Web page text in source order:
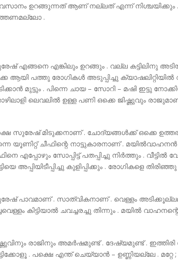
ഉറങ്ങുന്നത് ആണ് നല്ലത് എന്ന് നിശ്ചയിക്കും .
.
എങ്ങനെ എങ്കിലും ഉറങ്ങും . വല്ല കട്ടിലിനു
ആയി പത്തു രോഗികൾ അടുപ്പിച്ചു
മുട്ടും . പിന്നെ ചായ – സോറി – മഷി ഇട്ടു
ലെവലിൽ ഉള്ള പണി ഒക്കെ ജിഷ്ണുവും
സുരേഷ് മിടുക്കനാണ് . ചോദ്യങ്ങൾക്ക് ഒക്കെ
യൂണിറ്റ് ചീഫിന്റെ നാട്ടുകാരനാണ് .
എപ്പോഴും സോപ്പിട്ട് പതപ്പിച്ചു നിർത്തും . വീട്ടിൽ
അപ്പിയിടീപ്പിച്ചു കുളിപ്പിക്കും . രോഗികളെ
പാവമാണ് . സാത്വികനാണ് . വെള്ളം
കിട്ടിയാൽ ചവച്ചരച്ചു തിന്നും . മയിൽ
രാജിനും അമർഷമുണ്ട് . ദേഷ്യമുണ്ട് .
. പക്ഷെ എന്ത് ചെയ്യാൻ – ഉണ്ണിയല്ലേ . മറ്റേ